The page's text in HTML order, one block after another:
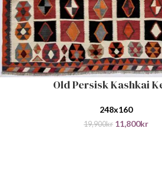
LEGG I HANDLEKURVOld Persisk Kashkai
248x160
19,900kr 11,800kr